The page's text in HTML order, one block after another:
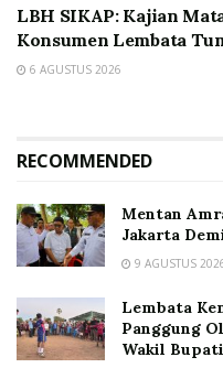
LBH SIKAP: Kajian
Konsumen Lembata
6 AGUSTUS 2026
RECOMMENDED
Mentan
Jakarta
9 AGUSTUS
Lembata
Panggung
Wakil